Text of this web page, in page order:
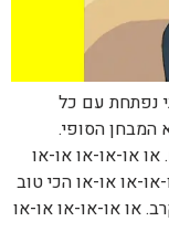
נפתחת עם כל
המבחן הסופי.
או או-או-או או-או
או או-או הכי טוב
או או-או-או או-או